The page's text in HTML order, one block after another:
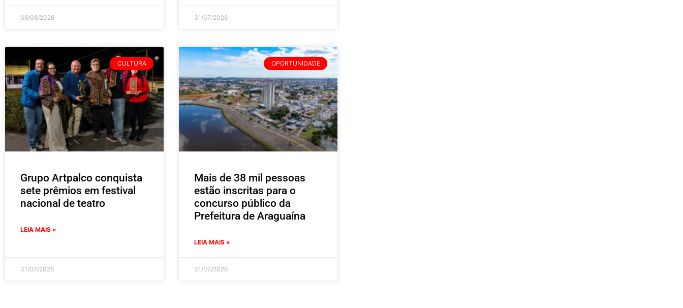
06/08/2026 31/07/2026
CULTURA
Grupo Artpalco conquista
sete prêmios em festival
nacional de teatro
LEIA MAIS »
31/07/2026
OPORTUNIDADE
Mais de 38 mil pessoas
estão inscritas para o
concurso público da
Prefeitura de Araguaína
LEIA MAIS »
31/07/2026